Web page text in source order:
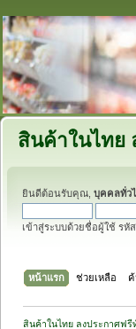
สินค้าในไทย
ยินดีต้อนรับคุณ, บุคคลทั่ว
เข้าสู่ระบบด้วยชื่อผู้ใช้ รหั
หน้าแรก ช่วยเหลือ
สินค้าในไทย ลงประกาศฟรี